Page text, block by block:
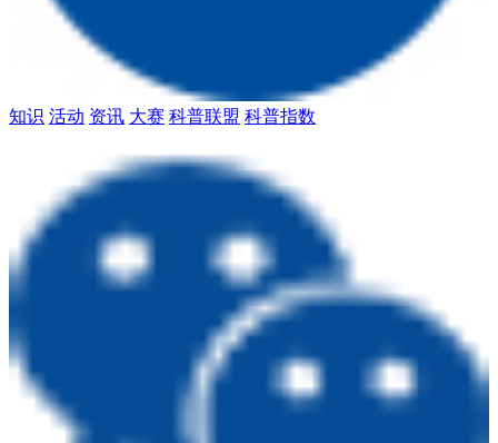
知识 活动 资讯 大赛 科普联盟 科普指数